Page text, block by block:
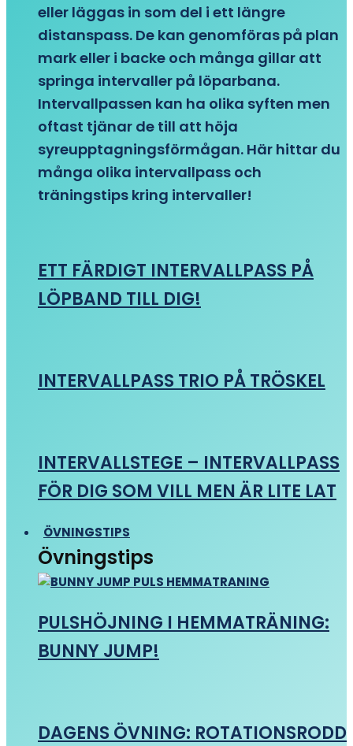
eller läggas in som del i ett längre
distanspass. De kan genomföras på plan
mark eller i backe och många gillar att
springa intervaller på löparbana.
Intervallpassen kan ha olika syften men
oftast tjänar de till att höja
syreupptagningsförmågan. Här hittar du
många olika intervallpass och
träningstips kring intervaller!
ETT FÄRDIGT INTERVALLPASS PÅ
LÖPBAND TILL DIG!
INTERVALLPASS TRIO PÅ TRÖSKEL
INTERVALLSTEGE – INTERVALLPASS
FÖR DIG SOM VILL MEN ÄR LITE LAT
ÖVNINGSTIPS
Övningstips
PULSHÖJNING I HEMMATRÄNING:
BUNNY JUMP!
DAGENS ÖVNING: ROTATIONSRODD